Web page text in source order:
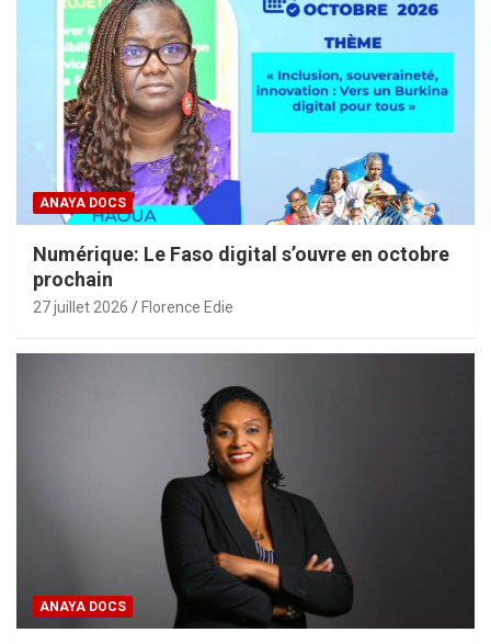
ANAYA DOCS
Numérique: Le Faso digital s’ouvre en octobre
prochain
27 juillet 2026 Florence Edie
ANAYA DOCS